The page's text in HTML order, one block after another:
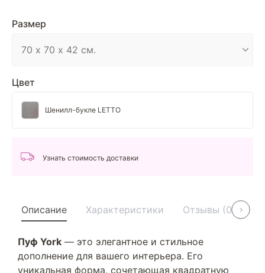
Размер
Цвет
Шенилл-букле LETTO
Узнать стоимость доставки
Описание Характеристики Отзывы (0)
Пуф York — это элегантное и стильное
дополнение для вашего интерьера. Его
уникальная форма, сочетающая квадратную